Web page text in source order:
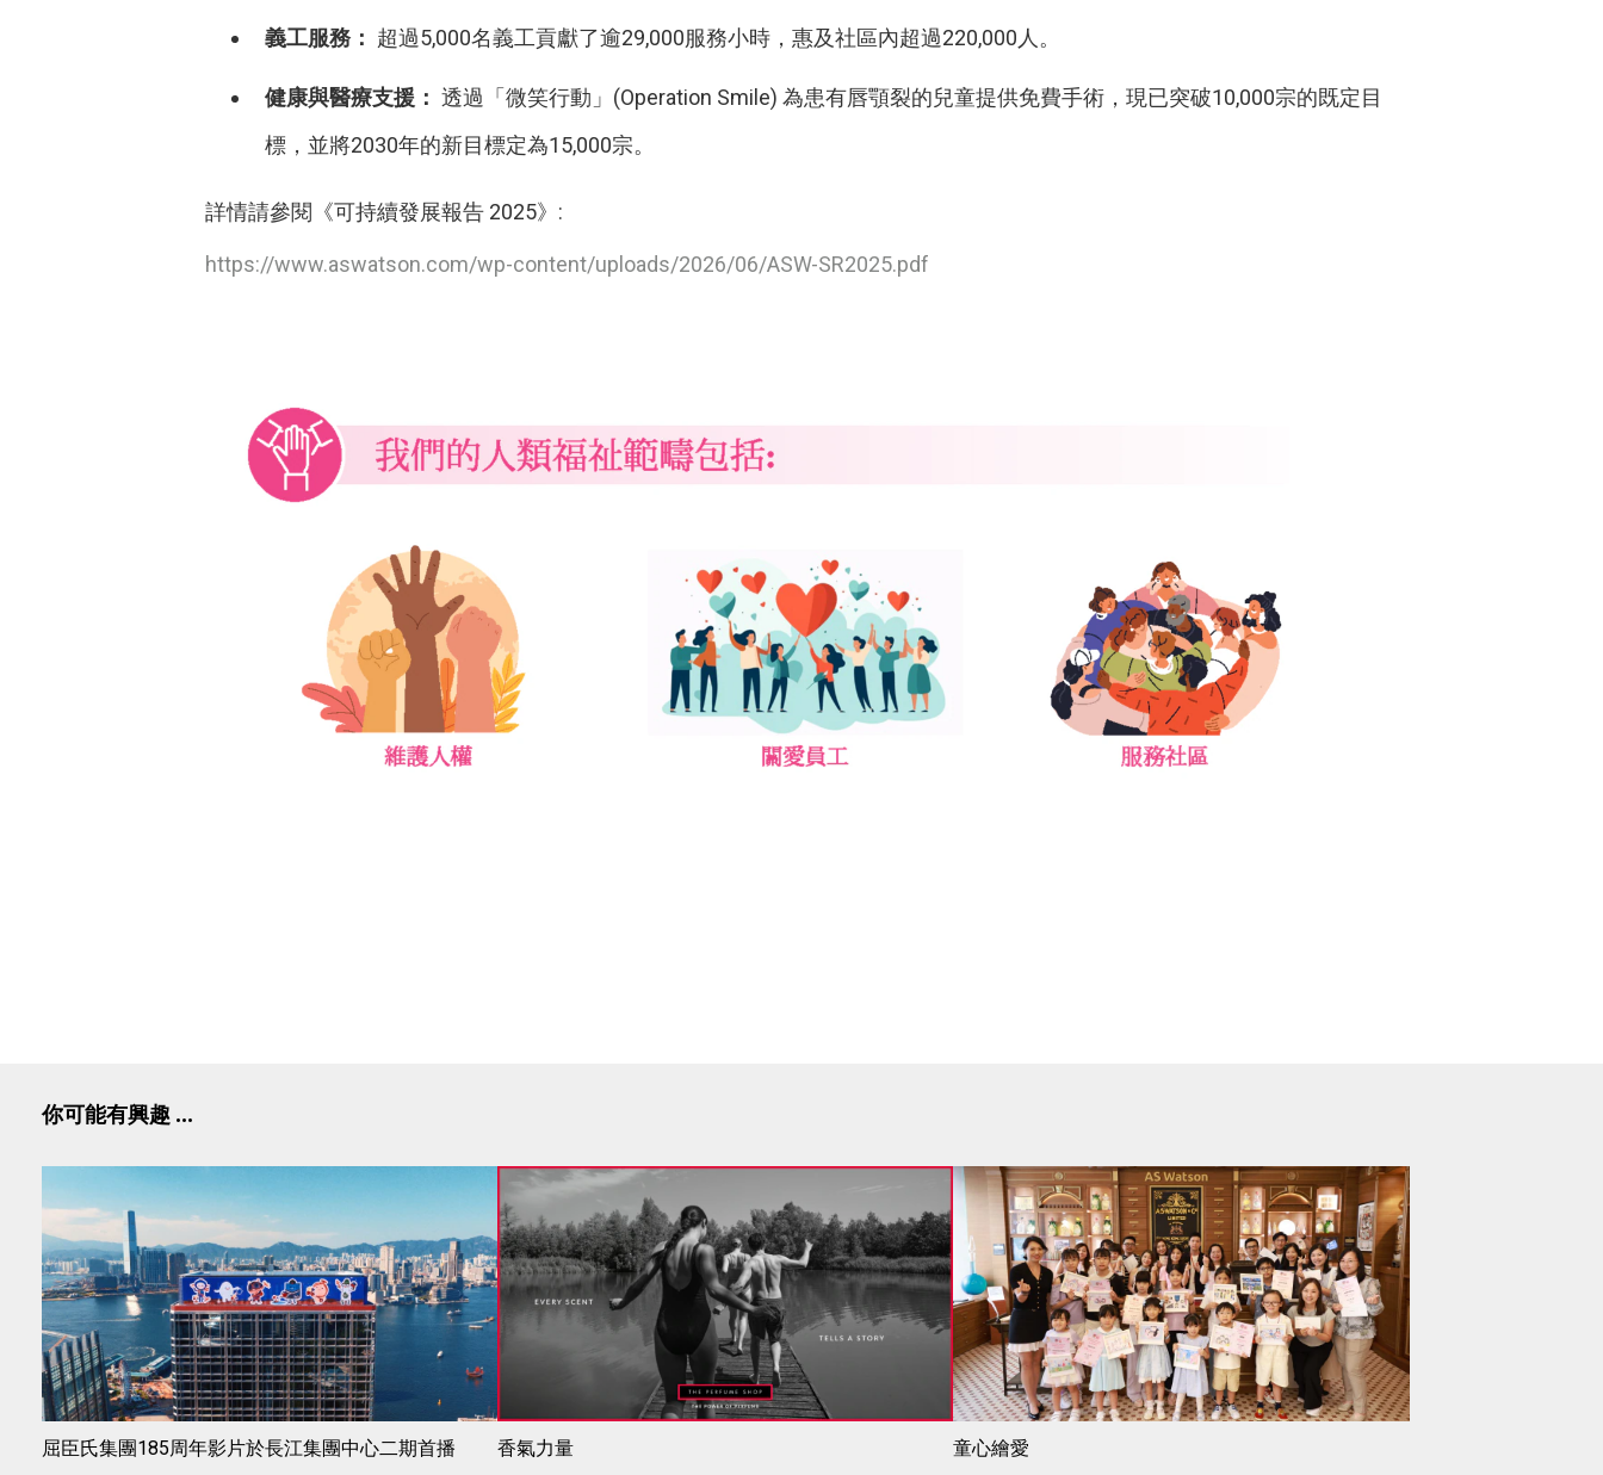
義工服務： 超過5,000名義工貢獻了逾29,000服務小時，惠及社區內超過220,000人。
健康與醫療支援： 透過「微笑行動」(Operation Smile) 為患有唇顎裂的兒童提供免費手術，現已突破10,000宗的既定目
標，並將2030年的新目標定為15,000宗。
詳情請參閱《可持續發展報告 2025》:
https://www.aswatson.com/wp-content/uploads/2026/06/ASW-SR2025.pdf
你可能有興趣 ...
屈臣氏集團185周年影片於長江集團中心二期首播 香氣力量 童心繪愛